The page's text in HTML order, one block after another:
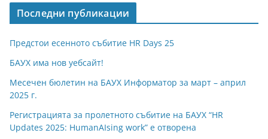
Последни публикации
Предстои есенното събитие HR Days 25
БАУХ има нов уебсайт!
Месечен бюлетин на БАУХ Информатор за март – април
2025 г.
Регистрацията за пролетното събитие на БАУХ “HR
Updates 2025: HumanAIsing work” е отворена